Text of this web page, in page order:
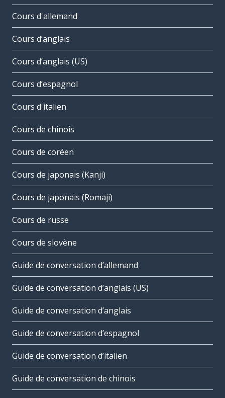
Cours d'allemand
Cours d’anglais
Cours d’anglais (US)
Cours d’espagnol
Cours d'italien
Cours de chinois
Cours de coréen
Cours de japonais (Kanji)
Cours de japonais (Romaji)
Cours de russe
Cours de slovène
Guide de conversation d’allemand
Guide de conversation d’anglais (US)
Guide de conversation d’anglais
Guide de conversation d’espagnol
Guide de conversation d’italien
Guide de conversation de chinois